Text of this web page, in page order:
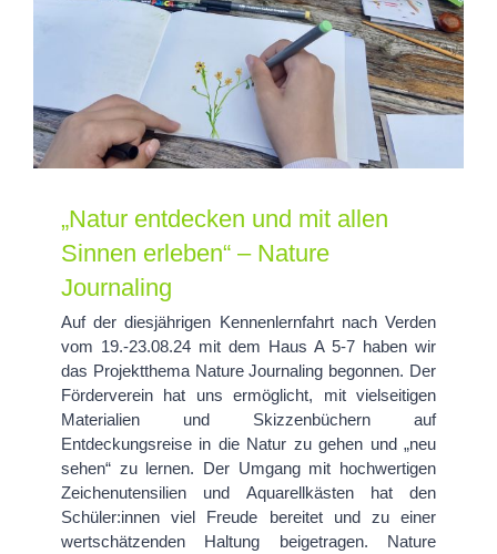
erleben“ – Nature Journaling
„Natur entdecken und mit allen
Sinnen erleben“ – Nature
Journaling
Auf der diesjährigen Kennenlernfahrt nach Verden
vom 19.-23.08.24 mit dem Haus A 5-7 haben wir
das Projektthema Nature Journaling begonnen. Der
Förderverein hat uns ermöglicht, mit vielseitigen
Materialien und Skizzenbüchern auf
Entdeckungsreise in die Natur zu gehen und „neu
sehen“ zu lernen. Der Umgang mit hochwertigen
Zeichenutensilien und Aquarellkästen hat den
Schüler:innen viel Freude bereitet und zu einer
wertschätzenden Haltung beigetragen. Nature